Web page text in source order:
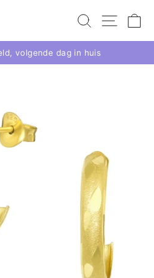
volgende dag in huis